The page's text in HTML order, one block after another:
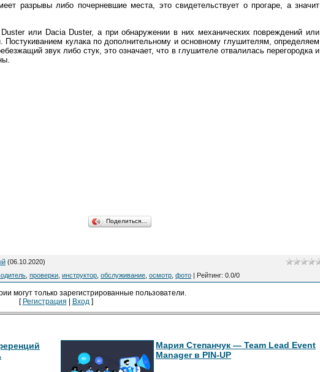
разрывы либо почерневшие места, это свидетельствует о прогаре, а значит
или Dacia Duster, а при обнаружении в них механических повреждений или
кулака по дополнительному и основному глушителям, определяем
звук либо стук, это означает, что в глушителе отвалилась перегородка и
Поделиться…
(06.10.2020)
проверки инструктор обслуживание осмотр фото | Рейтинг: 0.0/0
могут только зарегистрированные пользователи.
[ Регистрация | Вход ]
Мария Степанчук — Team Lead Event
Manager в PIN-UP